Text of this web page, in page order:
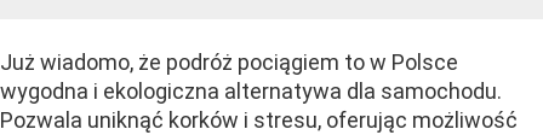
Już wiadomo, że podróż pociągiem to w Polsce
wygodna i ekologiczna alternatywa dla samochodu.
Pozwala uniknąć korków i stresu, oferując możliwość